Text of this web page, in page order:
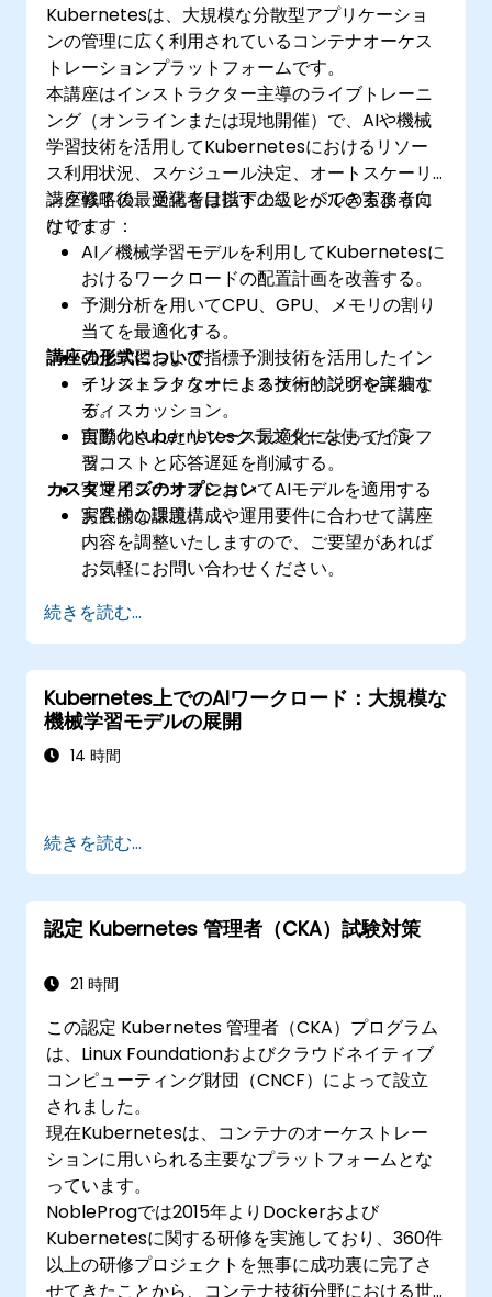
Kubernetesは、大規模な分散型アプリケーショ
ンの管理に広く利用されているコンテナオーケス
トレーションプラットフォームです。
本講座はインストラクター主導のライブトレーニ
ング（オンラインまたは現地開催）で、AIや機械
学習技術を活用してKubernetesにおけるリソー
ス利用状況、スケジュール決定、オートスケーリ
ング戦略の最適化を目指す上級レベルの実務者向
けです。
講座修了後、受講者は以下のことができるように
なります：
AI／機械学習モデルを利用してKubernetesに
おけるワークロードの配置計画を改善する。
予測分析を用いてCPU、GPU、メモリの割り
当てを最適化する。
強化学習および指標予測技術を活用したイン
テリジェントなオートスケーリングを実装す
る。
自動化されたリソース最適化によってインフ
ラコストと応答遅延を削減する。
講座の形式について
インストラクターによる技術的説明や詳細な
ディスカッション。
実際のKubernetesクラスターを使った演
習。
​実運用シナリオにおいてAIモデルを適用する
実践的な課題。
カスタマイズのオプション
お客様の環境構成や運用要件に合わせて講座
内容を調整いたしますので、ご要望があれば
お気軽にお問い合わせください。
続きを読む...
Kubernetes上でのAIワークロード：大規模な
機械学習モデルの展開
14 時間
続きを読む...
認定 Kubernetes 管理者（CKA）試験対策
21 時間
この認定 Kubernetes 管理者（CKA）プログラム
は、Linux Foundationおよびクラウドネイティブ
コンピューティング財団（CNCF）によって設立
されました。
現在Kubernetesは、コンテナのオーケストレー
ションに用いられる主要なプラットフォームとな
っています。
NobleProgでは2015年よりDockerおよび
Kubernetesに関する研修を実施しており、360件
以上の研修プロジェクトを無事に成功裏に完了さ
せてきたことから、コンテナ技術分野における世